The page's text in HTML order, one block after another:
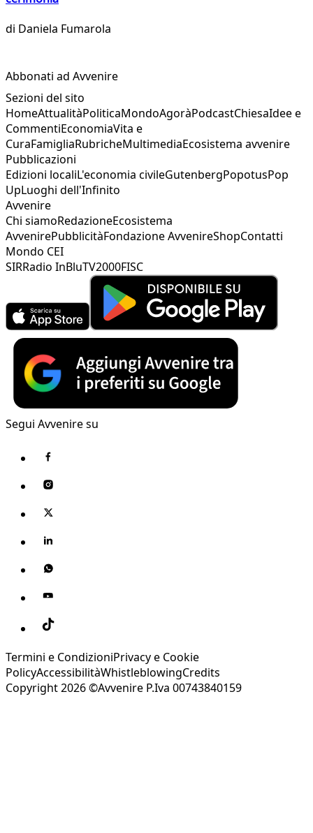
di Daniela Fumarola
Abbonati ad Avvenire
Sezioni del sito
HomeAttualitàPoliticaMondoAgoràPodcastChiesaIdee e
CommentiEconomiaVita e
CuraFamigliaRubricheMultimediaEcosistema avvenire
Pubblicazioni
Edizioni localiL'economia civileGutenbergPopotusPop
UpLuoghi dell'Infinito
Avvenire
Chi siamoRedazioneEcosistema
AvvenirePubblicitàFondazione AvvenireShopContatti
Mondo CEI
SIRRadio InBluTV2000FISC
Segui Avvenire su
Termini e CondizioniPrivacy e Cookie
PolicyAccessibilitàWhistleblowingCredits
Copyright 2026 ©Avvenire P.Iva 00743840159